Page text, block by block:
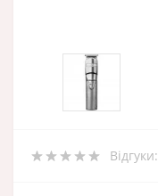
Відгуки: